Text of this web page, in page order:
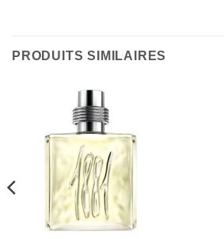
PRODUITS SIMILAIRES